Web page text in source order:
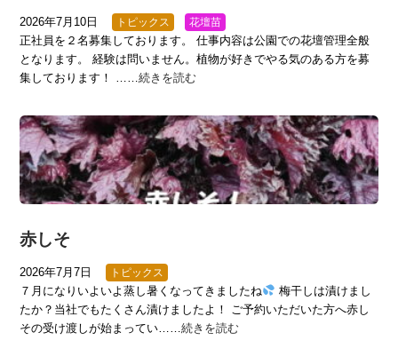
2026年7月10日 トピックス 花壇苗
正社員を２名募集しております。 仕事内容は公園での花壇管理全般
となります。 経験は問いません。植物が好きでやる気のある方を募
集しております！ ……続きを読む
赤しそ
2026年7月7日 トピックス
７月になりいよいよ蒸し暑くなってきましたね
梅干しは漬けまし
たか？当社でもたくさん漬けましたよ！ ご予約いただいた方へ赤し
その受け渡しが始まってい……続きを読む